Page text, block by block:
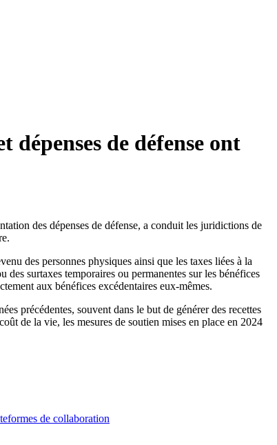
de défense ont
des dépenses de défense, a conduit les juridictions de
des personnes physiques ainsi que les taxes liées à la
surtaxes temporaires ou permanentes sur les bénéfices
aux bénéfices excédentaires eux-mêmes.
précédentes, souvent dans le but de générer des recettes
de la vie, les mesures de soutien mises en place en 2024
de collaboration